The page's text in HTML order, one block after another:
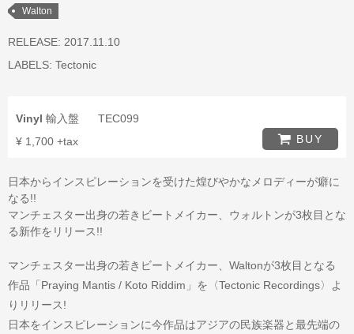
Walton
RELEASE: 2017.11.10
LABELS: Tectonic
Vinyl 輸入盤
TEC099
¥ 1,700 +tax
BUY
日本からインスピレーションを受けた煌びやかなメロディーが癖に
なる!!
マンチェスター出身の若きビートメイカー、ウォルトンが3枚目とな
る新作をリリース!!
マンチェスター出身の若きビートメイカー、Waltonが3枚目となる
作品「Praying Mantis / Koto Riddim」を〈Tectonic Recordings〉よ
りリリース!
日本をインスピレーションに今作品はアジアの民族楽器と最先端の